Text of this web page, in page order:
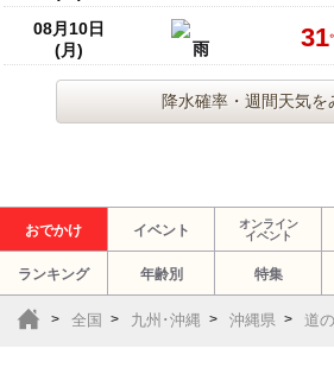
08月10日
(月)
雨 31
降水確率・週間天気を
おでかけ イベント
オンライン
イベント
ランキング 年齢別 特集
全国 九州･沖縄 沖縄県 道